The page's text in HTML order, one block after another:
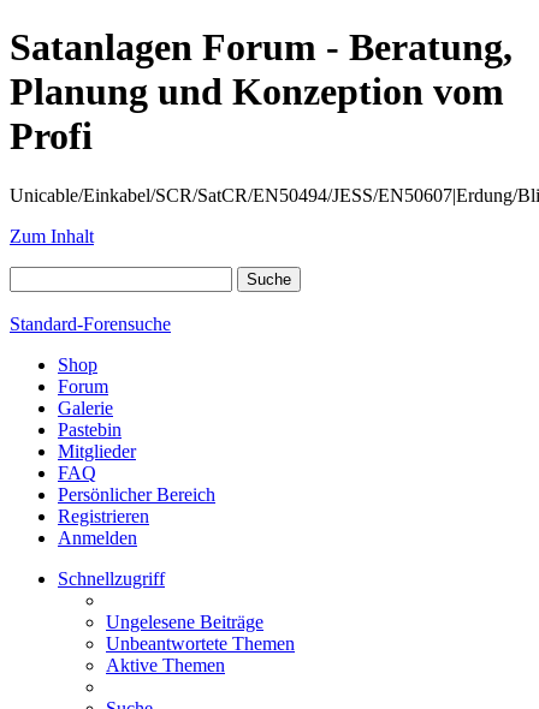
Satanlagen Forum - Beratung,
Planung und Konzeption vom
Profi
Unicable/Einkabel/SCR/SatCR/EN50494/JESS/EN50607|Erdung/
Zum Inhalt
Standard-Forensuche
Shop
Forum
Galerie
Pastebin
Mitglieder
FAQ
Persönlicher Bereich
Registrieren
Anmelden
Schnellzugriff
Ungelesene Beiträge
Unbeantwortete Themen
Aktive Themen